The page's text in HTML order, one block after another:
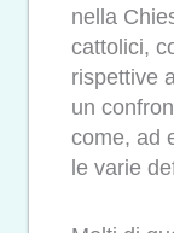
nella
cattolici,
rispettive
un
come, ad
le varie